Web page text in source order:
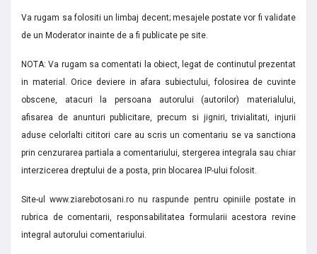
Va rugam sa folositi un limbaj decent; mesajele postate vor fi validate
de un Moderator inainte de a fi publicate pe site.
NOTA: Va rugam sa comentati la obiect, legat de continutul prezentat
in material. Orice deviere in afara subiectului, folosirea de cuvinte
obscene, atacuri la persoana autorului (autorilor) materialului,
afisarea de anunturi publicitare, precum si jigniri, trivialitati, injurii
aduse celorlalti cititori care au scris un comentariu se va sanctiona
prin cenzurarea partiala a comentariului, stergerea integrala sau chiar
interzicerea dreptului de a posta, prin blocarea IP-ului folosit.
Site-ul www.ziarebotosani.ro nu raspunde pentru opiniile postate in
rubrica de comentarii, responsabilitatea formularii acestora revine
integral autorului comentariului.